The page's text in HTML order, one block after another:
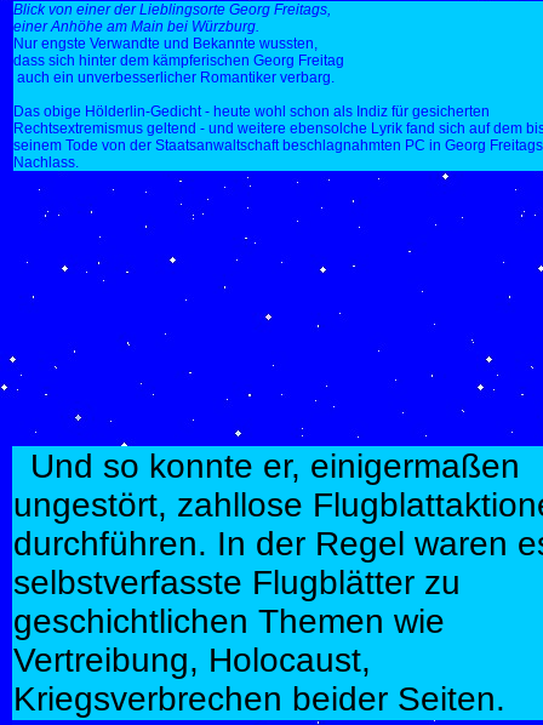
Blick von einer der Lieblingsorte Georg Freitags,
einer Anhöhe am Main bei Würzburg.
Nur engste Verwandte und Bekannte wussten,
dass sich hinter dem kämpferischen Georg Freitag
auch ein unverbesserlicher Romantiker verbarg.
Das obige Hölderlin-Gedicht - heute wohl schon als Indiz für gesicherten
Rechtsextremismus geltend - und weitere ebensolche Lyrik fand sich auf dem
seinem Tode von der Staatsanwaltschaft beschlagnahmten PC in Georg Freitags
Nachlass.
Und so konnte er, einigermaßen
ungestört, zahllose
durchführen. In der Regel waren
selbstverfasste Flugblätter zu
geschichtlichen Themen wie
Vertreibung, Holocaust,
Kriegsverbrechen beider Seiten.